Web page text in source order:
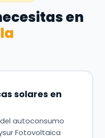
en
solares en
autoconsumo
Fotovoltaica